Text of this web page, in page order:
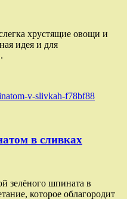
хрустящие овощи и
идея и для
в сливках
зелёного шпината в
которое облагородит